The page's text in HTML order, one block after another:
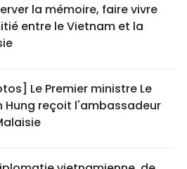
la mémoire, faire vivre
entre le Vietnam et la
Le Premier ministre Le
Hung reçoit l'ambassadeur